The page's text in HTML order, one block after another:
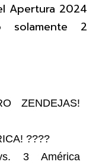
Apertura 2024
solamente 2
ZENDEJAS!
????
3 América